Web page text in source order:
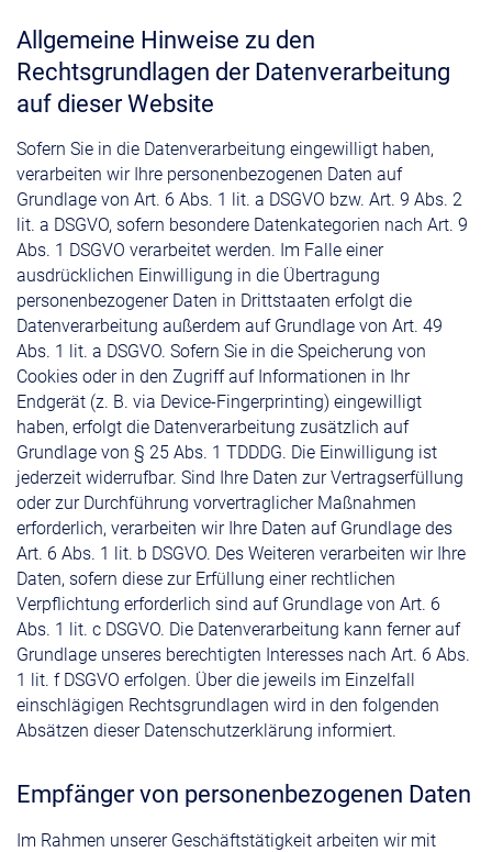
Allgemeine Hinweise zu den
Rechtsgrundlagen der Datenverarbeitung
auf dieser Website
Sofern Sie in die Datenverarbeitung eingewilligt haben,
verarbeiten wir Ihre personenbezogenen Daten auf
Grundlage von Art. 6 Abs. 1 lit. a DSGVO bzw. Art. 9 Abs. 2
lit. a DSGVO, sofern besondere Datenkategorien nach Art. 9
Abs. 1 DSGVO verarbeitet werden. Im Falle einer
ausdrücklichen Einwilligung in die Übertragung
personenbezogener Daten in Drittstaaten erfolgt die
Datenverarbeitung außerdem auf Grundlage von Art. 49
Abs. 1 lit. a DSGVO. Sofern Sie in die Speicherung von
Cookies oder in den Zugriff auf Informationen in Ihr
Endgerät (z. B. via Device-Fingerprinting) eingewilligt
haben, erfolgt die Datenverarbeitung zusätzlich auf
Grundlage von § 25 Abs. 1 TDDDG. Die Einwilligung ist
jederzeit widerrufbar. Sind Ihre Daten zur Vertragserfüllung
oder zur Durchführung vorvertraglicher Maßnahmen
erforderlich, verarbeiten wir Ihre Daten auf Grundlage des
Art. 6 Abs. 1 lit. b DSGVO. Des Weiteren verarbeiten wir Ihre
Daten, sofern diese zur Erfüllung einer rechtlichen
Verpflichtung erforderlich sind auf Grundlage von Art. 6
Abs. 1 lit. c DSGVO. Die Datenverarbeitung kann ferner auf
Grundlage unseres berechtigten Interesses nach Art. 6 Abs.
1 lit. f DSGVO erfolgen. Über die jeweils im Einzelfall
einschlägigen Rechtsgrundlagen wird in den folgenden
Absätzen dieser Datenschutzerklärung informiert.
Empfänger von personenbezogenen Daten
Im Rahmen unserer Geschäftstätigkeit arbeiten wir mit